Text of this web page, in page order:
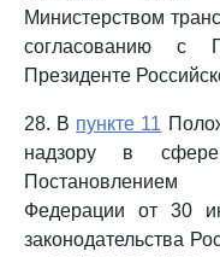
Министерством
согласованию с
Президенте
28. В пункте 11
надзору в сфере
Постановлением
Федерации от 30
законодательства